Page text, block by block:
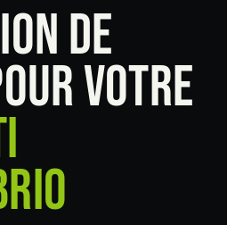
DE
VOTRE